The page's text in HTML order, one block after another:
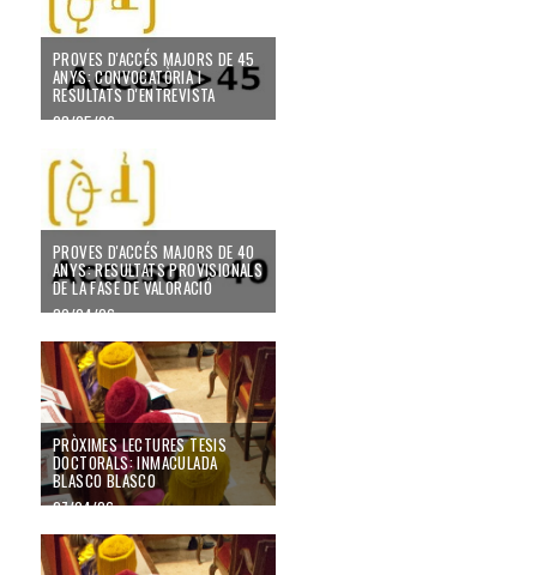
PROVES D'ACCÉS MAJORS DE 45
ANYS: CONVOCATÒRIA I
RESULTATS D'ENTREVISTA
28/05/26
PROVES D'ACCÉS MAJORS DE 40
ANYS: RESULTATS PROVISIONALS
DE LA FASE DE VALORACIÓ
30/04/26
PRÒXIMES LECTURES TESIS
DOCTORALS: INMACULADA
BLASCO BLASCO
27/04/26